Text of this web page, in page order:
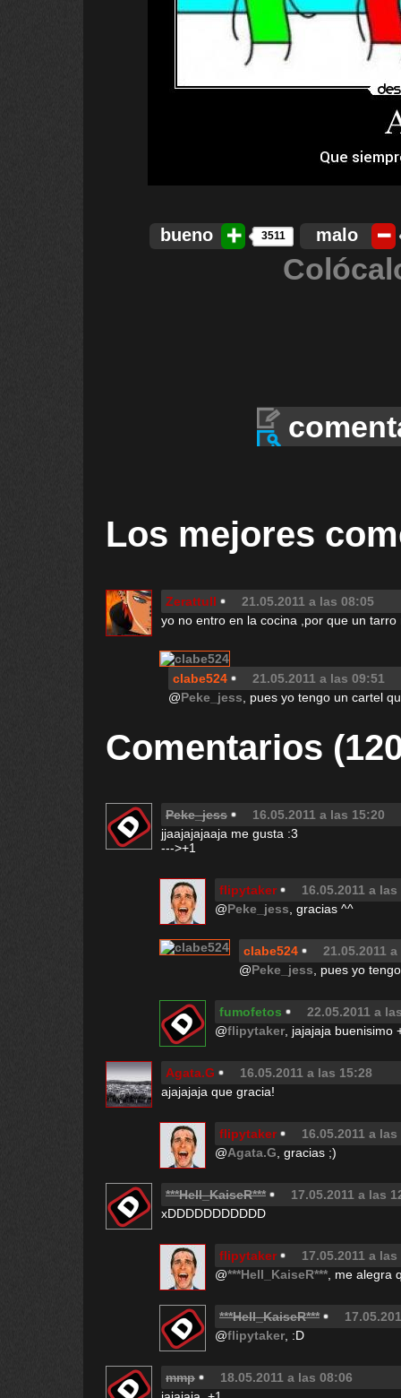
bueno 3511 malo
Los mejores
Zerattull
21.05.2011 a las 08:05
yo no entro en la cocina ,por que un tarro
clabe524
21.05.2011 a las 09:51
@Peke_jess , pues yo tengo un cartel
Comentarios
Peke_jess
16.05.2011 a las 15:20
jjaajajajaaja me gusta :3
--->+1
flipytaker
16.05.2011 a
@Peke_jess , gracias ^^
clabe524
21.05.2011
@Peke_jess , pues yo
fumofetos
22.05.2011 a
@flipytaker , jajajaja buenisimo
Agata.G
16.05.2011 a las 15:28
ajajajaja que gracia!
flipytaker
16.05.2011 a
@Agata.G , gracias ;)
***Hell_KaiseR***
17.05.2011 a las
xDDDDDDDDDDD
flipytaker
17.05.2011 a
@***Hell_KaiseR*** , me alegra
***Hell_KaiseR***
@flipytaker , :D
mmp
18.05.2011 a las 08:06